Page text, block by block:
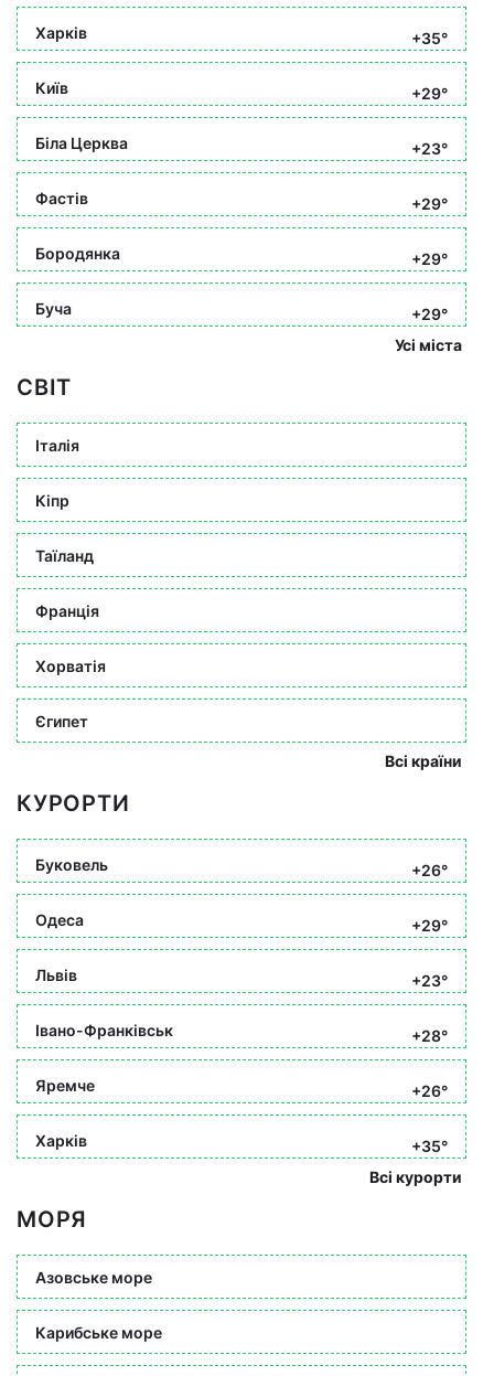
Харків +35°
Київ +29°
Біла Церква +23°
Фастів +29°
Бородянка +29°
Буча
+29°
Усі міста
СВІТ
Італія
Кіпр
Таїланд
Франція
Хорватія
Єгипет
Всі країни
КУРОРТИ
Буковель +26°
Одеса +29°
Львів +23°
Івано-Франківськ +28°
Яремче +26°
Харків
+35°
Всі курорти
МОРЯ
Азовське море
Карибське море